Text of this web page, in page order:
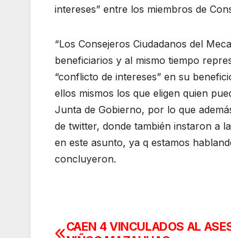
intereses” entre los miembros de
“Los Consejeros Ciudadanos del
beneficiarios y al mismo tiempo
“conflicto de intereses” en su
ellos mismos los que eligen quien
Junta de Gobierno, por lo que
de twitter, donde también instaron a
en este asunto, ya q estamos
concluyeron.
Navegación
CAEN 4 VINCULADOS AL